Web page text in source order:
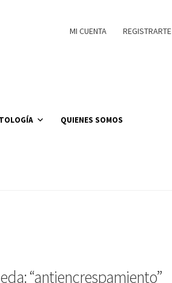
MI CUENTA REGISTRARTE
QUIENES SOMOS
“antiencrespamiento”